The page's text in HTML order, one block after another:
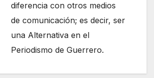
diferencia con otros medios
de comunicación; es decir, ser
una Alternativa en el
Periodismo de Guerrero.